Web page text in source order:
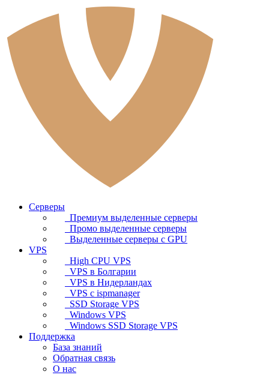
Серверы
Премиум выделенные серверы
Промо выделенные серверы
Выделенные серверы с GPU
VPS
High CPU VPS
VPS в Болгарии
VPS в Нидерландах
VPS с ispmanager
SSD Storage VPS
Windows VPS
Windows SSD Storage VPS
Поддержка
База знаний
Обратная связь
О нас